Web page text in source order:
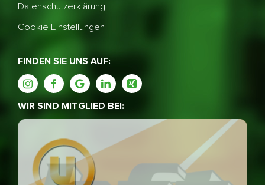
Datenschutzerklärung
Cookie Einstellungen
FINDEN SIE UNS AUF:
WIR SIND MITGLIED BEI: